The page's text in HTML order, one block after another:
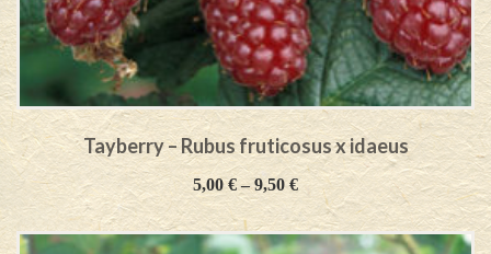
Tayberry – Rubus fruticosus x idaeus
5,00€– 9,50 €